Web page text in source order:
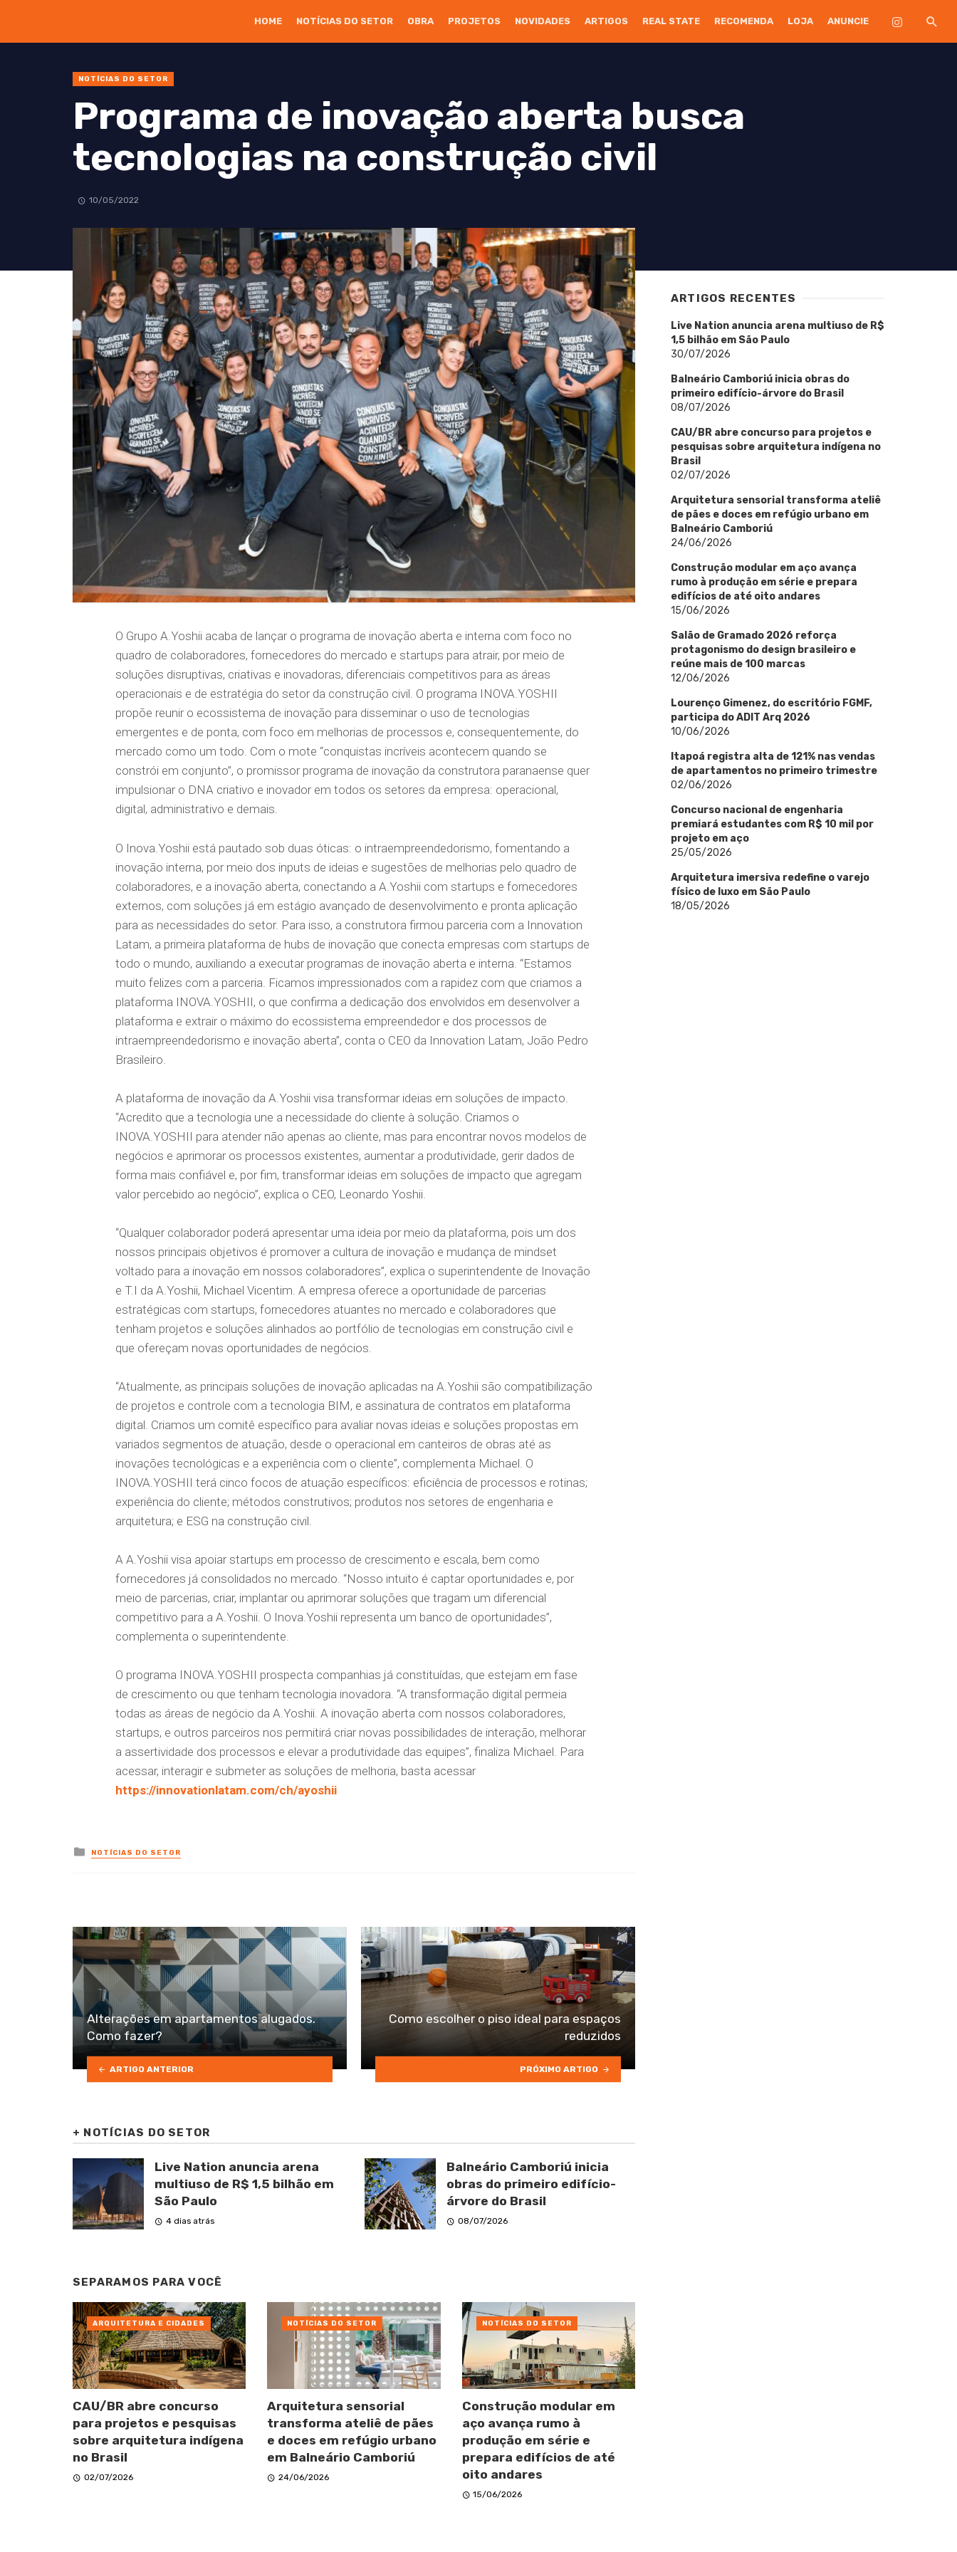
HOME NOTÍCIAS DO SETOR OBRA PROJETOS NOVIDADES ARTIGOS REAL STATE RECOMENDA LOJA ANUNCIE
NOTÍCIAS DO SETOR
Programa de inovação aberta busca
tecnologias na construção civil
10/05/2022
O Grupo A.Yoshii acaba de lançar o programa de inovação aberta e interna com foco no
quadro de colaboradores, fornecedores do mercado e startups para atrair, por meio de
soluções disruptivas, criativas e inovadoras, diferenciais competitivos para as áreas
operacionais e de estratégia do setor da construção civil. O programa INOVA.YOSHII
propõe reunir o ecossistema de inovação para disseminar o uso de tecnologias
emergentes e de ponta, com foco em melhorias de processos e, consequentemente, do
mercado como um todo. Com o mote “conquistas incríveis acontecem quando se
constrói em conjunto”, o promissor programa de inovação da construtora paranaense quer
impulsionar o DNA criativo e inovador em todos os setores da empresa: operacional,
digital, administrativo e demais.
O Inova.Yoshii está pautado sob duas óticas: o intraempreendedorismo, fomentando a
inovação interna, por meio dos inputs de ideias e sugestões de melhorias pelo quadro de
colaboradores, e a inovação aberta, conectando a A.Yoshii com startups e fornecedores
externos, com soluções já em estágio avançado de desenvolvimento e pronta aplicação
para as necessidades do setor. Para isso, a construtora firmou parceria com a Innovation
Latam, a primeira plataforma de hubs de inovação que conecta empresas com startups de
todo o mundo, auxiliando a executar programas de inovação aberta e interna. “Estamos
muito felizes com a parceria. Ficamos impressionados com a rapidez com que criamos a
plataforma INOVA.YOSHII, o que confirma a dedicação dos envolvidos em desenvolver a
plataforma e extrair o máximo do ecossistema empreendedor e dos processos de
intraempreendedorismo e inovação aberta”, conta o CEO da Innovation Latam, João Pedro
Brasileiro.
A plataforma de inovação da A.Yoshii visa transformar ideias em soluções de impacto.
“Acredito que a tecnologia une a necessidade do cliente à solução. Criamos o
INOVA.YOSHII para atender não apenas ao cliente, mas para encontrar novos modelos de
negócios e aprimorar os processos existentes, aumentar a produtividade, gerir dados de
forma mais confiável e, por fim, transformar ideias em soluções de impacto que agregam
valor percebido ao negócio”, explica o CEO, Leonardo Yoshii.
“Qualquer colaborador poderá apresentar uma ideia por meio da plataforma, pois um dos
nossos principais objetivos é promover a cultura de inovação e mudança de mindset
voltado para a inovação em nossos colaboradores”, explica o superintendente de Inovação
e T.I da A.Yoshii, Michael Vicentim. A empresa oferece a oportunidade de parcerias
estratégicas com startups, fornecedores atuantes no mercado e colaboradores que
tenham projetos e soluções alinhados ao portfólio de tecnologias em construção civil e
que ofereçam novas oportunidades de negócios.
“Atualmente, as principais soluções de inovação aplicadas na A.Yoshii são compatibilização
de projetos e controle com a tecnologia BIM, e assinatura de contratos em plataforma
digital. Criamos um comitê específico para avaliar novas ideias e soluções propostas em
variados segmentos de atuação, desde o operacional em canteiros de obras até as
inovações tecnológicas e a experiência com o cliente”, complementa Michael. O
INOVA.YOSHII terá cinco focos de atuação específicos: eficiência de processos e rotinas;
experiência do cliente; métodos construtivos; produtos nos setores de engenharia e
arquitetura; e ESG na construção civil.
A A.Yoshii visa apoiar startups em processo de crescimento e escala, bem como
fornecedores já consolidados no mercado. “Nosso intuito é captar oportunidades e, por
meio de parcerias, criar, implantar ou aprimorar soluções que tragam um diferencial
competitivo para a A.Yoshii. O Inova.Yoshii representa um banco de oportunidades”,
complementa o superintendente.
O programa INOVA.YOSHII prospecta companhias já constituídas, que estejam em fase
de crescimento ou que tenham tecnologia inovadora. “A transformação digital permeia
todas as áreas de negócio da A.Yoshii. A inovação aberta com nossos colaboradores,
startups, e outros parceiros nos permitirá criar novas possibilidades de interação, melhorar
a assertividade dos processos e elevar a produtividade das equipes”, finaliza Michael. Para
acessar, interagir e submeter as soluções de melhoria, basta acessar
https://innovationlatam.com/ch/ayoshii
Posted
in
NOTÍCIAS DO SETOR
Alterações em apartamentos alugados.
Como fazer?
ARTIGO ANTERIOR
Como escolher o piso ideal para espaços
reduzidos
PRÓXIMO ARTIGO
+ NOTÍCIAS DO SETOR
Live Nation anuncia arena
multiuso de R$ 1,5 bilhão em
São Paulo
4 dias atrás
Balneário Camboriú inicia
obras do primeiro edifício-
árvore do Brasil
08/07/2026
SEPARAMOS PARA VOCÊ
CAU/BR abre concurso
para projetos e pesquisas
sobre arquitetura indígena
no Brasil
02/07/2026
ARQUITETURA E CIDADES
Arquitetura sensorial
transforma ateliê de pães
e doces em refúgio urbano
em Balneário Camboriú
24/06/2026
NOTÍCIAS DO SETOR
Construção modular em
aço avança rumo à
produção em série e
prepara edifícios de até
oito andares
15/06/2026
NOTÍCIAS DO SETOR
ARTIGOS RECENTES
Live Nation anuncia arena multiuso de R$
1,5 bilhão em São Paulo
30/07/2026
Balneário Camboriú inicia obras do
primeiro edifício-árvore do Brasil
08/07/2026
CAU/BR abre concurso para projetos e
pesquisas sobre arquitetura indígena no
Brasil
02/07/2026
Arquitetura sensorial transforma ateliê
de pães e doces em refúgio urbano em
Balneário Camboriú
24/06/2026
Construção modular em aço avança
rumo à produção em série e prepara
edifícios de até oito andares
15/06/2026
Salão de Gramado 2026 reforça
protagonismo do design brasileiro e
reúne mais de 100 marcas
12/06/2026
Lourenço Gimenez, do escritório FGMF,
participa do ADIT Arq 2026
10/06/2026
Itapoá registra alta de 121% nas vendas
de apartamentos no primeiro trimestre
02/06/2026
Concurso nacional de engenharia
premiará estudantes com R$ 10 mil por
projeto em aço
25/05/2026
Arquitetura imersiva redefine o varejo
físico de luxo em São Paulo
18/05/2026